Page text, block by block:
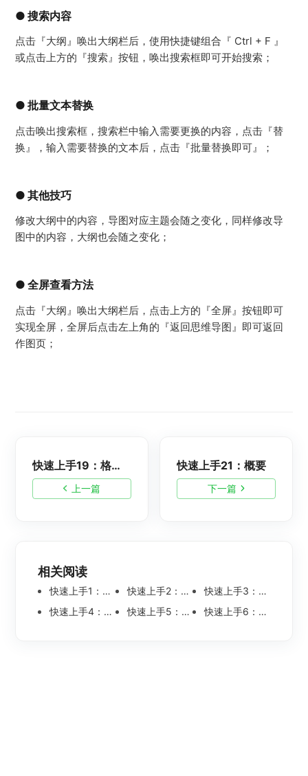
● 搜索内容
点击『大纲』唤出大纲栏后，使用快捷键组合『 Ctrl + F 』
或点击上方的『搜索』按钮，唤出搜索框即可开始搜索；
● 批量文本替换
点击唤出搜索框，搜索栏中输入需要更换的内容，点击『替
换』，输入需要替换的文本后，点击『批量替换即可』；
● 其他技巧
修改大纲中的内容，导图对应主题会随之变化，同样修改导
图中的内容，大纲也会随之变化；
● 全屏查看方法
点击『大纲』唤出大纲栏后，点击上方的『全屏』按钮即可
实现全屏，全屏后点击左上角的『返回思维导图』即可返回
作图页；
上一篇
快速上手19：格式刷与撤回恢复
下一篇
快速上手21：概要
相关阅读
快速上手1：初识知犀思维导图 快速上手2：注册登录
快速上手3：创建思维导图
快速上手4：作图界面
快速上手5：画布 快速上手6：偏好设置